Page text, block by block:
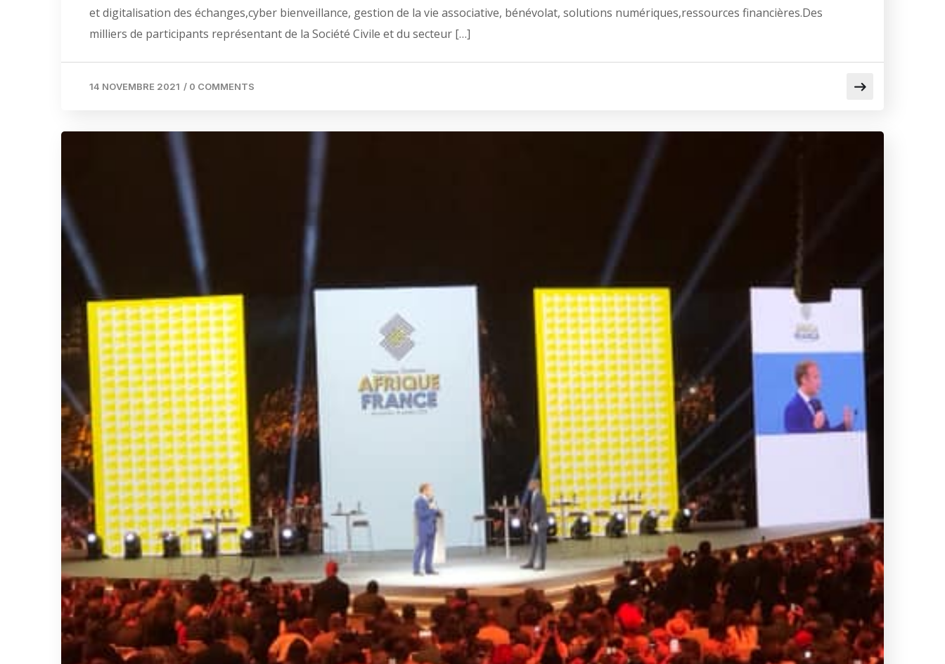
et digitalisation des échanges,cyber bienveillance, gestion de la vie associative, bénévolat, solutions numériques,ressources financières.Des
milliers de participants représentant de la Société Civile et du secteur […]
14 NOVEMBRE 2021 / 0 COMMENTS